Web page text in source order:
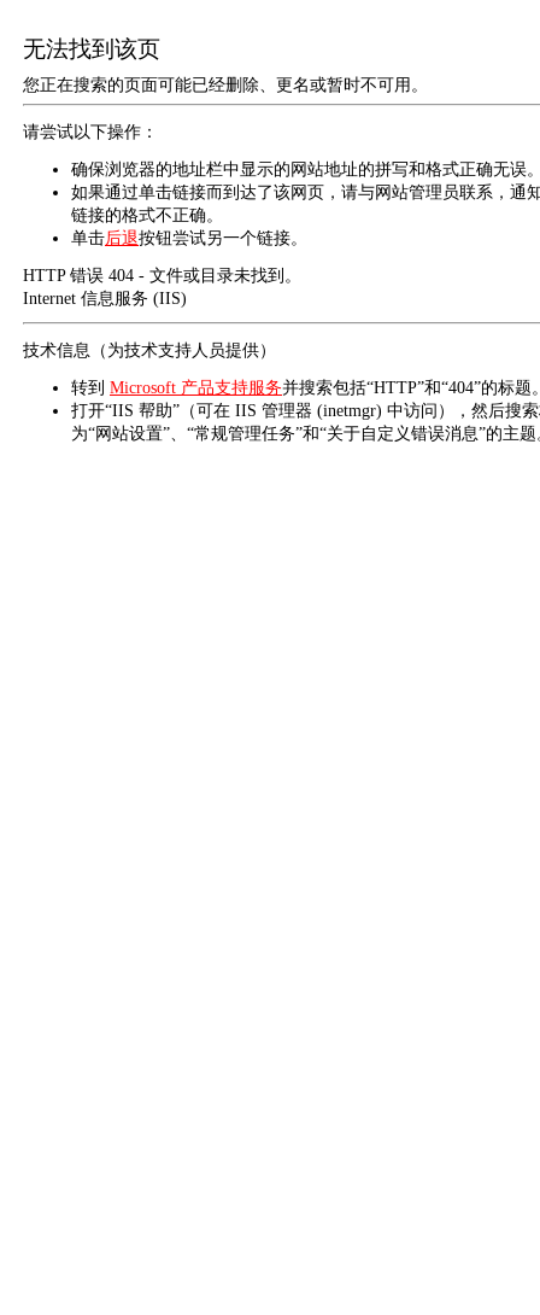
无法找到该页
您正在搜索的页面可能已经删除、更名或暂时不可用。
请尝试以下操作：
确保浏览器的地址栏中显示的网站地址的拼写和格式正确无误
如果通过单击链接而到达了该网页，请与网站管理员联系，通
链接的格式不正确。
单击后退按钮尝试另一个链接。
HTTP 错误 404 - 文件或目录未找到。
Internet 信息服务 (IIS)
技术信息（为技术支持人员提供）
转到 Microsoft 产品支持服务并搜索包括“HTTP”和“404”的标题
打开“IIS 帮助”（可在 IIS 管理器 (inetmgr) 中访问），然后搜
为“网站设置”、“常规管理任务”和“关于自定义错误消息”的主题